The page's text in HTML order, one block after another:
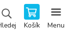
Košík Menu